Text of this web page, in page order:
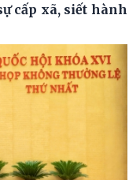
cấp xã, siết hành